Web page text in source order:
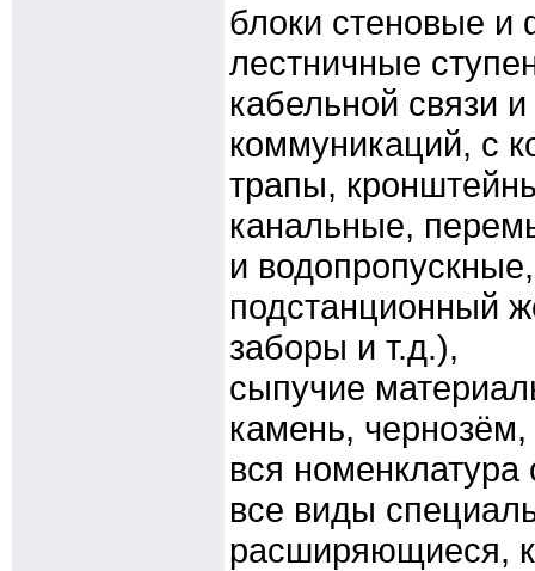
блоки стеновые
лестничные
кабельной связи
коммуникаций, с
трапы,
канальные,
и
подстанционный
заборы и т.д.),
сыпучие
камень,
вся
все виды
расширяющиеся,